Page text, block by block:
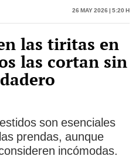
26 May 2026 | 5:20 h
las tiritas en
las cortan sin
son esenciales
prendas, aunque
incómodas.